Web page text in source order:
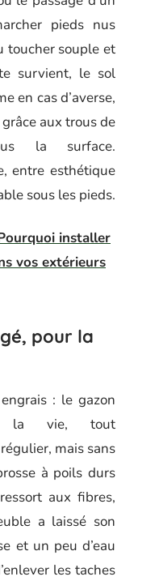
pieds nus
toucher souple et
survient, le sol
en cas d’averse,
grâce aux trous de
la surface.
entre esthétique
sous les pieds.
installer
vos extérieurs
pour la
: le gazon
la vie, tout
mais sans
à poils durs
aux fibres,
a laissé son
et un peu d’eau
les taches